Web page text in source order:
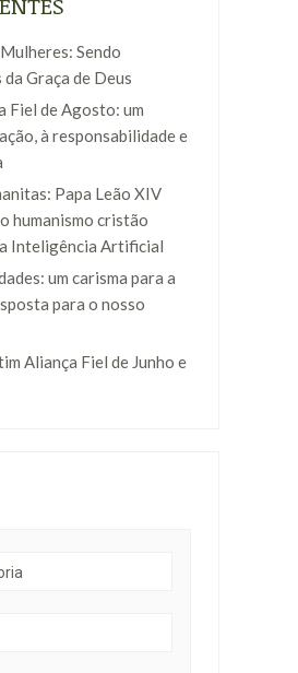
Sendo
Graça de Deus
Fiel de Agosto: um
à responsabilidade e
Papa Leão XIV
humanismo cristão
Inteligência Artificial
um carisma para a
para o nosso
Aliança Fiel de Junho e